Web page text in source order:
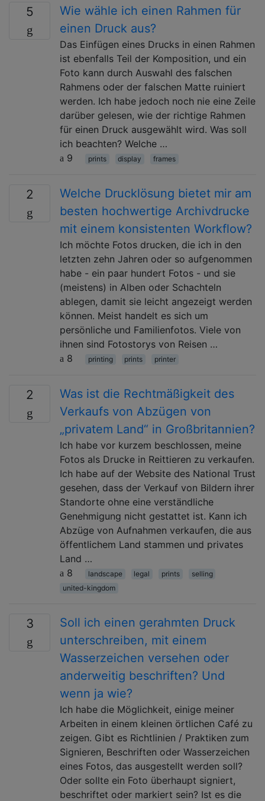
5
Wie wähle ich einen Rahmen für
einen Druck aus?
Das Einfügen eines Drucks in einen Rahmen
ist ebenfalls Teil der Komposition, und ein
Foto kann durch Auswahl des falschen
Rahmens oder der falschen Matte ruiniert
werden. Ich habe jedoch noch nie eine Zeile
darüber gelesen, wie der richtige Rahmen
für einen Druck ausgewählt wird. Was soll
ich beachten? Welche …
9
prints display frames
2
Welche Drucklösung bietet mir am
besten hochwertige Archivdrucke
mit einem konsistenten Workflow?
Ich möchte Fotos drucken, die ich in den
letzten zehn Jahren oder so aufgenommen
habe - ein paar hundert Fotos - und sie
(meistens) in Alben oder Schachteln
ablegen, damit sie leicht angezeigt werden
können. Meist handelt es sich um
persönliche und Familienfotos. Viele von
ihnen sind Fotostorys von Reisen …
8
printing prints printer
2
Was ist die Rechtmäßigkeit des
Verkaufs von Abzügen von
„privatem Land“ in Großbritannien?
Ich habe vor kurzem beschlossen, meine
Fotos als Drucke in Reittieren zu verkaufen.
Ich habe auf der Website des National Trust
gesehen, dass der Verkauf von Bildern ihrer
Standorte ohne eine verständliche
Genehmigung nicht gestattet ist. Kann ich
Abzüge von Aufnahmen verkaufen, die aus
öffentlichem Land stammen und privates
Land …
8
landscape legal prints
selling
united-kingdom
3
Soll ich einen gerahmten Druck
unterschreiben, mit einem
Wasserzeichen versehen oder
anderweitig beschriften? Und
wenn ja wie?
Ich habe die Möglichkeit, einige meiner
Arbeiten in einem kleinen örtlichen Café zu
zeigen. Gibt es Richtlinien / Praktiken zum
Signieren, Beschriften oder Wasserzeichen
eines Fotos, das ausgestellt werden soll?
Oder sollte ein Foto überhaupt signiert,
beschriftet oder markiert sein? Ist es die